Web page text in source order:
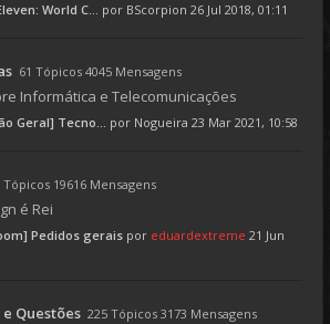
World C... por BScorpion 26 Jul 2018, 01:11
61 Tópicos 4045 Mensagens
Informática e Telecomunicações
Geral] Tecno... por Nogueira 23 Mar 2021, 10:58
Tópicos 19616 Mensagens
é Rei
Pedidos gerais por eduardextreme 21 Jun
Questões 225 Tópicos 3173 Mensagens